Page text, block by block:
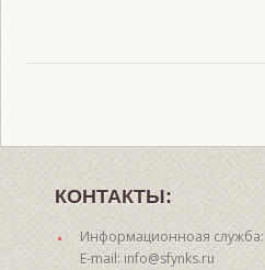
КОНТАКТЫ:
Информационноая служба:
E-mail: info@sfynks.ru